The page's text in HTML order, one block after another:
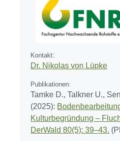
Kontakt:
Dr. Nikolas von Lüpke
Publikationen:
Tamke D., Talkner U.,
(2025):
Kulturbegründung –
DerWald 80(5): 39–43.